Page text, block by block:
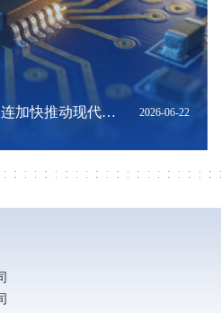
沃土｜陈将俊总
2026-08-01
昇展现国产高端
2026-06-25
台“抢麦”！》转
2026-06-25
将俊总经理出席
活动
2026-06-25
境产业新机遇｜
2026-06-23
加快推动现代化
2026-06-22
长背后》转发
2026-06-19
新轨迹中寻找大
2026-06-18
峰？机构拆解：
2026-06-18
海外华昇以高端
2026-06-14
业｜消防安全知
2026-06-01
华昇马拉松圆满
2026-05-31
业｜消防安全知
2026-05-31
迎来新一轮上
2026-05-31
工大学校友企业
2026-05-24
强素养 大连民族
2026-05-22
制造业智改数转
2026-05-15
急对应 2026-04-29
划专题报告会 锚
2026-04-28
通信 “优秀供应
2026-04-27
中国（安徽）科
2026-04-27
及材料大会暨中
号
2026-04-26
行业年会 以高
2026-04-24
智能无人化工厂
2026-04-13
副主任金峰一行
2026-04-08
聘全面启动 2026-03-19
华昇社招进行时 2026-03-19
能启新程 —— 民
2026-03-18
启新程 2026-03-11
总书记指明了方
2026-03-09
华昇庆祝三八国
2026-03-06
斌一行莅临大连
2026-03-06
紧闭的大门内他
2026-03-04
措施 2026-03-03
美达成深度战略
2026-03-01
深化产融协同 共
2026-03-01
记者采访吃“闭门
2026-02-21
2025年工作总结
2026-02-11
走访慰问海外华
2026-02-11
资本市场辽宁
2026-02-09